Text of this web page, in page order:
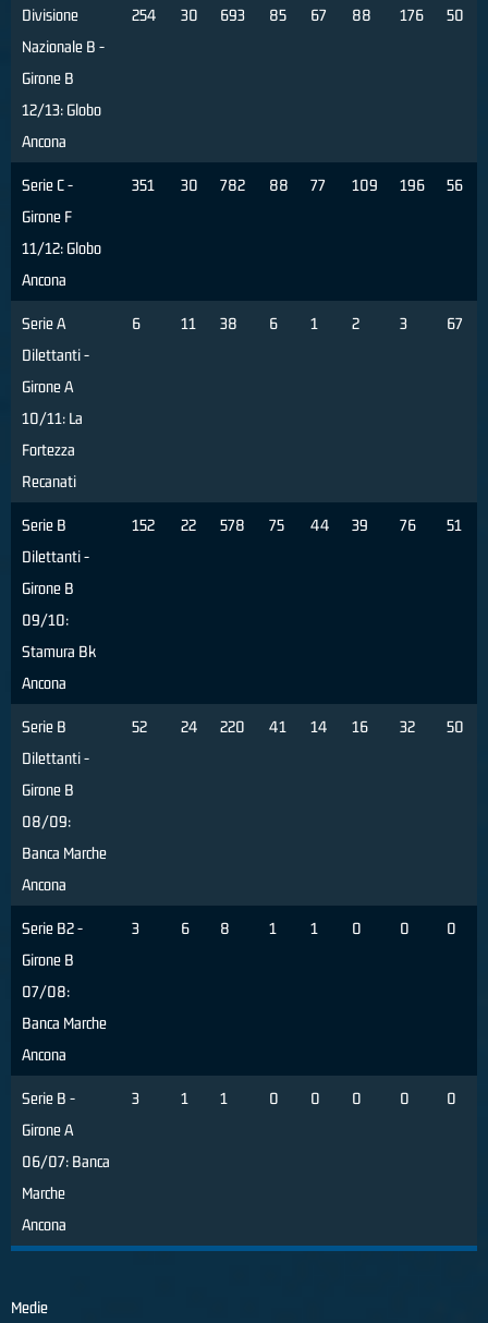
Divisione
Nazionale B -
Girone B
12/13: Globo
Ancona
254 30 693 85 67 88 176 50
Serie C -
Girone F
11/12: Globo
Ancona
351 30 782 88 77 109 196 56
Serie A
Dilettanti -
Girone A
10/11: La
Fortezza
Recanati
6 11 38 6 1 2 3 67
Serie B
Dilettanti -
Girone B
09/10:
Stamura Bk
Ancona
152 22 578 75 44 39 76 51
Serie B
Dilettanti -
Girone B
08/09:
Banca Marche
Ancona
52 24 220 41 14 16 32 50
Serie B2 -
Girone B
07/08:
Banca Marche
Ancona
3 6 8 1 1 0 0 0
Serie B -
Girone A
06/07: Banca
Marche
Ancona
3 1 1 0 0 0 0 0
Medie